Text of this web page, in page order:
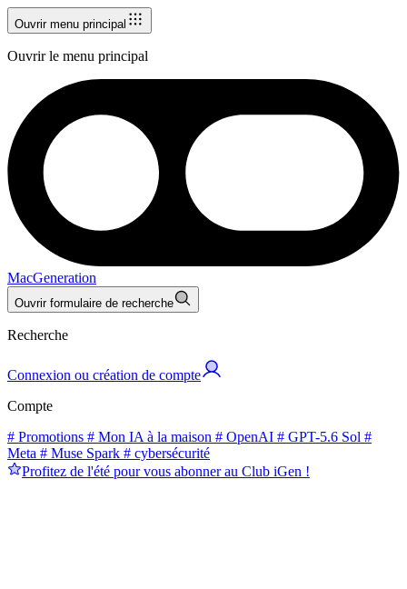
Ouvrir menu principal
Ouvrir le menu principal
MacGeneration
Ouvrir formulaire de recherche
Recherche
Connexion ou création de compte
Compte
# Promotions # Mon IA à la maison # OpenAI # GPT-5.6 Sol #
Meta # Muse Spark # cybersécurité
Profitez de l'été pour vous abonner au Club iGen !